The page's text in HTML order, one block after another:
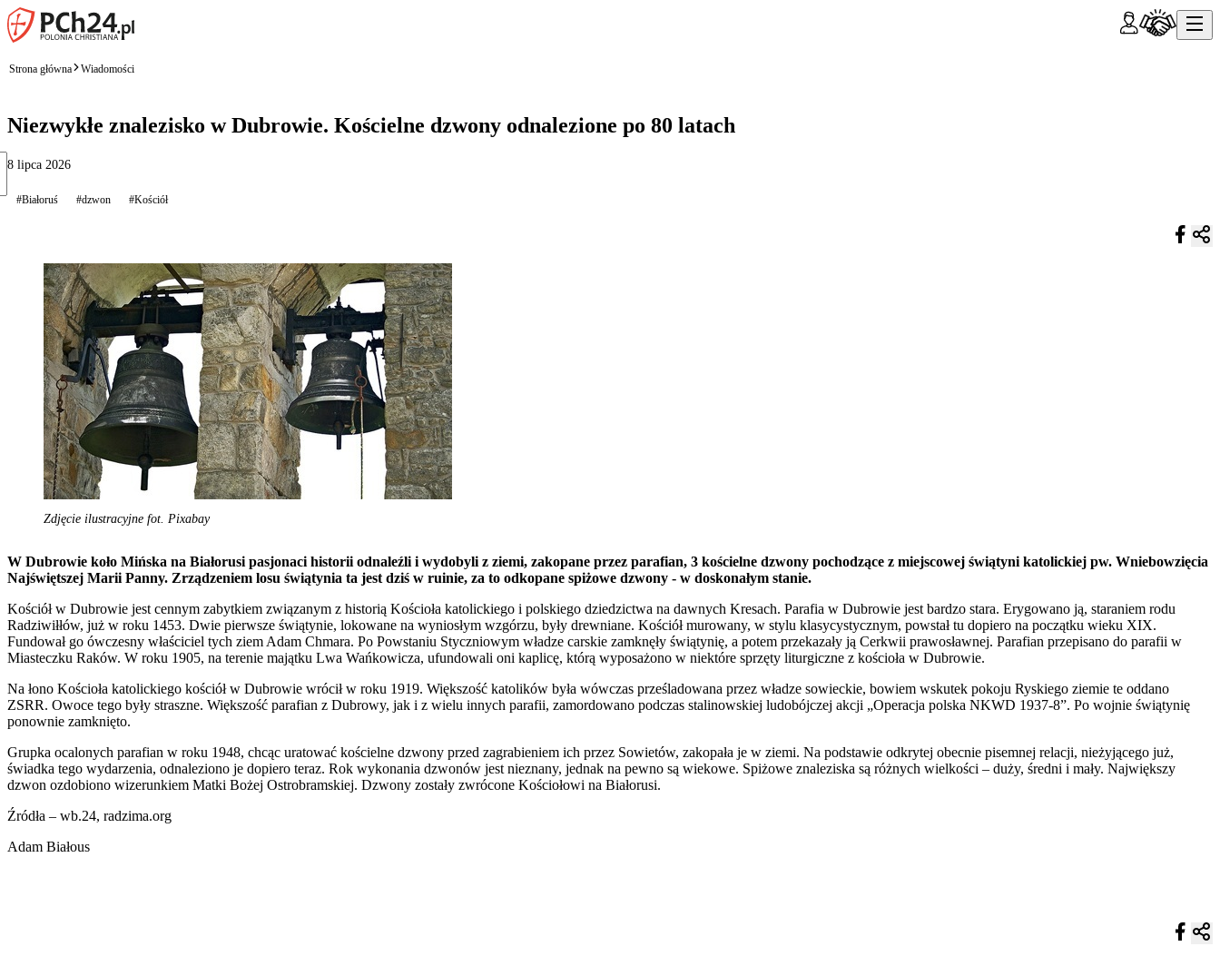
Strona główna Wiadomości
Niezwykłe znalezisko w Dubrowie. Kościelne dzwony odnalezione po 80 latach
8 lipca 2026
#Białoruś #dzwon #Kościół
Zdjęcie ilustracyjne fot. Pixabay
W Dubrowie koło Mińska na Białorusi pasjonaci historii odnaleźli i wydobyli z ziemi, zakopane przez parafian, 3 kościelne dzwony pochodzące z miejscowej świątyni katolickiej pw. Wniebowzięcia
Najświętszej Marii Panny. Zrządzeniem losu świątynia ta jest dziś w ruinie, za to odkopane spiżowe dzwony - w doskonałym stanie.
Kościół w Dubrowie jest cennym zabytkiem związanym z historią Kościoła katolickiego i polskiego dziedzictwa na dawnych Kresach. Parafia w Dubrowie jest bardzo stara. Erygowano ją, staraniem rodu
Radziwiłłów, już w roku 1453. Dwie pierwsze świątynie, lokowane na wyniosłym wzgórzu, były drewniane. Kościół murowany, w stylu klasycystycznym, powstał tu dopiero na początku wieku XIX.
Fundował go ówczesny właściciel tych ziem Adam Chmara. Po Powstaniu Styczniowym władze carskie zamknęły świątynię, a potem przekazały ją Cerkwii prawosławnej. Parafian przepisano do parafii w
Miasteczku Raków. W roku 1905, na terenie majątku Lwa Wańkowicza, ufundowali oni kaplicę, którą wyposażono w niektóre sprzęty liturgiczne z kościoła w Dubrowie.
Na łono Kościoła katolickiego kościół w Dubrowie wrócił w roku 1919. Większość katolików była wówczas prześladowana przez władze sowieckie, bowiem wskutek pokoju Ryskiego ziemie te oddano
ZSRR. Owoce tego były straszne. Większość parafian z Dubrowy, jak i z wielu innych parafii, zamordowano podczas stalinowskiej ludobójczej akcji „Operacja polska NKWD 1937-8”. Po wojnie świątynię
ponownie zamknięto.
Grupka ocalonych parafian w roku 1948, chcąc uratować kościelne dzwony przed zagrabieniem ich przez Sowietów, zakopała je w ziemi. Na podstawie odkrytej obecnie pisemnej relacji, nieżyjącego już,
świadka tego wydarzenia, odnaleziono je dopiero teraz. Rok wykonania dzwonów jest nieznany, jednak na pewno są wiekowe. Spiżowe znaleziska są różnych wielkości – duży, średni i mały. Największy
dzwon ozdobiono wizerunkiem Matki Bożej Ostrobramskiej. Dzwony zostały zwrócone Kościołowi na Białorusi.
Źródła – wb.24, radzima.org
Adam Białous